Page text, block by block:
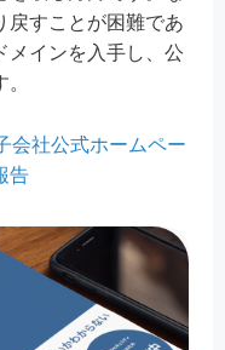
戻すことが困難であ
メインを入手し、公
会社公式ホームペー
告